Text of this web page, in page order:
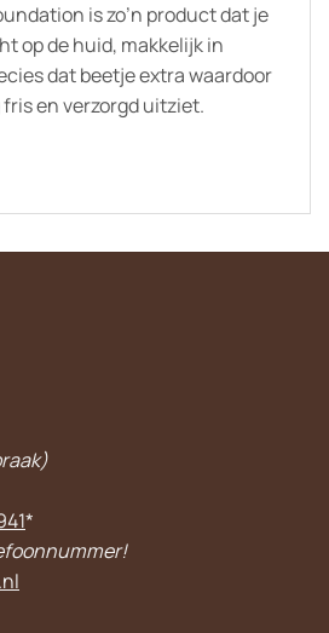
is zo’n product dat je
op de huid, makkelijk in
dat beetje extra waardoor
en verzorgd uitziet.
*